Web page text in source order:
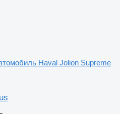
Haval Jolion Supreme